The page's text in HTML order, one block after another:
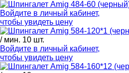
Войдите в личный кабинет,
чтобы увидеть цену
/ мин. 10 шт.
Войдите в личный кабинет,
чтобы увидеть цену